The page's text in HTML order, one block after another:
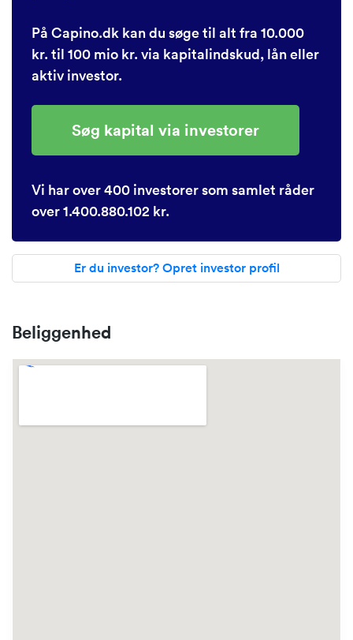
På Capino.dk kan du søge til alt fra 10.000
kr. til 100 mio kr. via kapitalindskud, lån eller
aktiv investor.
Søg kapital via investorer
Vi har over 400 investorer som samlet råder
over 1.400.880.102 kr.
Er du investor? Opret investor profil
Beliggenhed